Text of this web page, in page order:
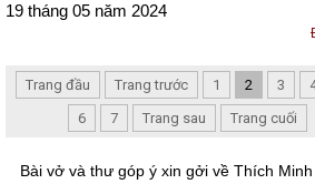
19 tháng 05 năm 2024
Trang đầu Trang trước 1 2 3
6
7 Trang sau Trang cuối
Bài vở và thư góp ý xin gởi về Thích